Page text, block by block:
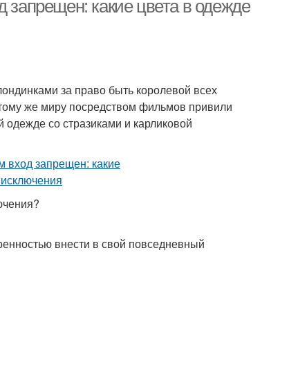
запрещен: какие цвета в одежде
за право быть королевой всех
же миру посредством фильмов привили
со стразиками и карликовой
внести в свой повседневный